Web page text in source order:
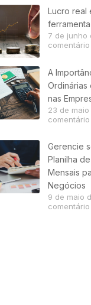
Lucro real
7 de junho
comentário
A
Ordinárias
nas
23 de
comentário
Gerencie
Planilha
Mensais
Negócios
9 de maio
comentário